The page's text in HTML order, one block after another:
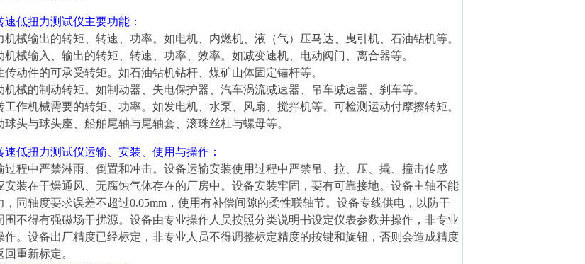
速低扭力测试仪主要功能：
机械输出的转矩、转速、功率。如电机、内燃机、液（气）压马达、曳引机、石油钻机等。
机械输入、输出的转矩、转速、功率、效率。如减变速机、电动阀门、离合器等。
传动件的可承受转矩。如石油钻机钻杆、煤矿山体固定锚杆等。
机械的制动转矩。如制动器、失电保护器、汽车涡流减速器、吊车减速器、刹车等。
工作机械需要的转矩、功率。如发电机、水泵、风扇、搅拌机等。可检测运动付摩擦转矩。
球头与球头座、船舶尾轴与尾轴套、滚珠丝杠与螺母等。
速低扭力测试仪运输、安装、使用与操作：
过程中严禁淋雨、倒置和冲击。设备运输安装使用过程中严禁吊、拉、压、撬、撞击传感
安装在干燥通风、无腐蚀气体存在的厂房中。设备安装牢固，要有可靠接地。设备主轴不能
，同轴度要求误差不超过0.05mm，使用有补偿间隙的柔性联轴节。设备专线供电，以防干
围不得有强磁场干扰源。设备由专业操作人员按照分类说明书设定仪表参数并操作，非专业
作。设备出厂精度已经标定，非专业人员不得调整标定精度的按键和旋钮，否则会造成精度
重新标定。